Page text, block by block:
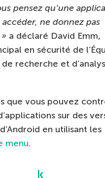
pensez qu’une
accéder, ne donnez pas
a déclaré David Emm,
en sécurité de
recherche et
que vous pouvez
sur des
en utilisant les
menu.